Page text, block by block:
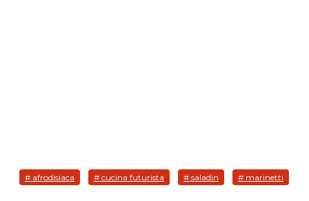
# afrodisiaca # cucina futurista # saladin # marinetti